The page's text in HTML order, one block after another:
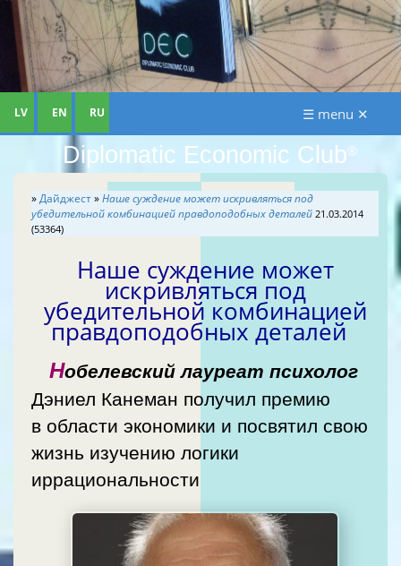
Diplomatic Economic Club®
LV EN RU ☰ menu ✕
»Дайджест»Наше суждение может искривляться под
убедительной комбинацией правдоподобных деталей 21.03.2014
(53364)
Наше суждение может
искривляться под
убедительной комбинацией
правдоподобных деталей
Нобелевский лауреат психолог
Дэниел Канеман получил премию
в области экономики и посвятил свою
жизнь изучению логики
иррациональности